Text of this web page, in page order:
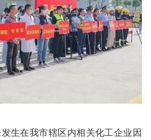
生在我市辖区内相关化工企业因